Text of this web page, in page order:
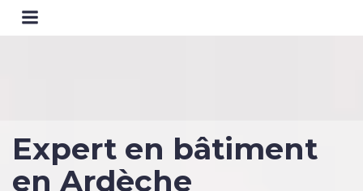
Expert en bâtiment
en Ardèche